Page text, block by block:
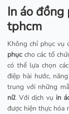
In áo đồng
tphcm
Không chỉ phục vụ
phụccho các tổ
có thể lựa chọn
điệp hài hước,
trung với những
nữ. Với dịch vụ in
được hiện thực hóa